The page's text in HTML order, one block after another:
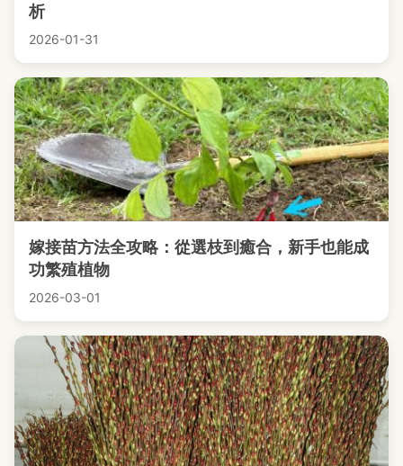
析
2026-01-31
嫁接苗方法全攻略：從選枝到癒合，新手也能成
功繁殖植物
2026-03-01